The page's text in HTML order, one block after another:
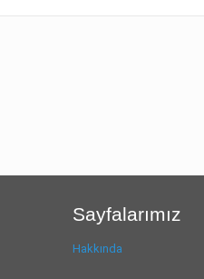
Sayfalarımız
Hakkında